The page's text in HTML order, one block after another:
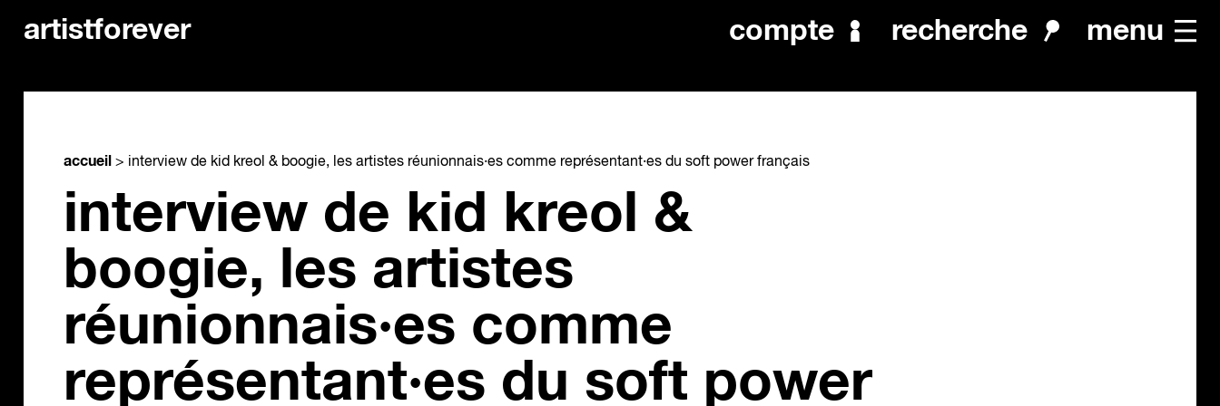
artistforever compte recherche menu
accueil > interview de kid kreol & boogie, les artistes réunionnais·es comme représentant·es du soft power français
interview de kid kreol &
boogie, les artistes
réunionnais·es comme
représentant·es du soft power